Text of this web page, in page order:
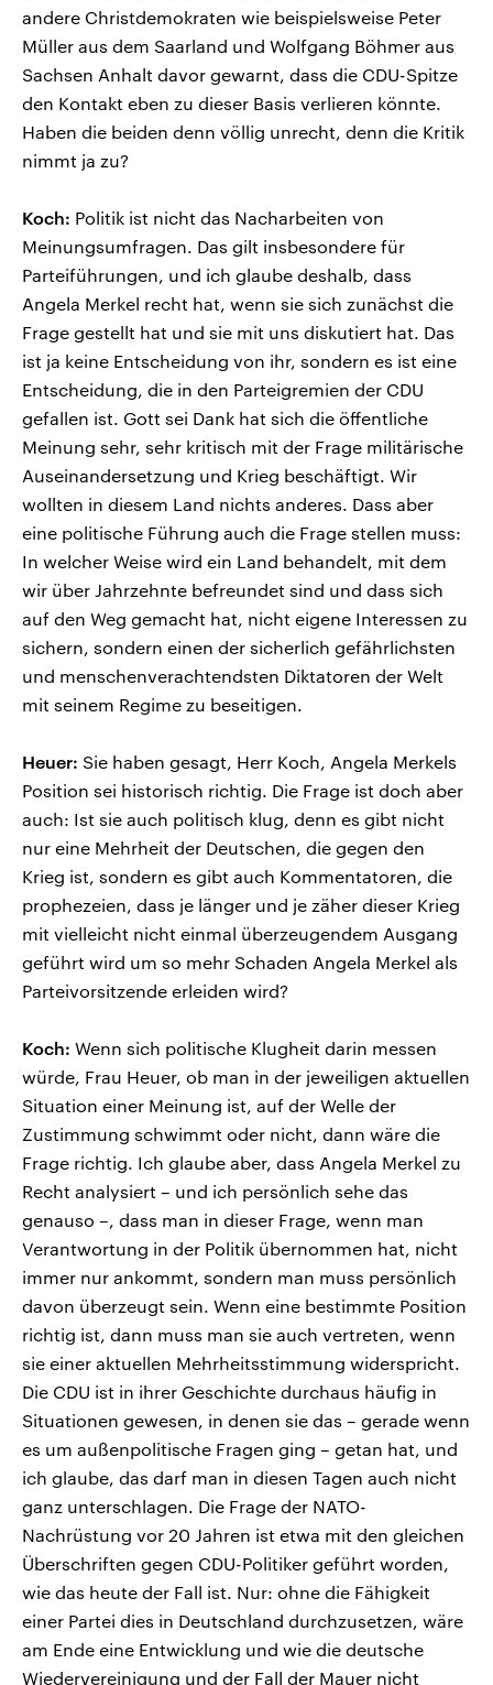
andere Christdemokraten wie beispielsweise Peter
Müller aus dem Saarland und Wolfgang Böhmer aus
Sachsen Anhalt davor gewarnt, dass die CDU-Spitze
den Kontakt eben zu dieser Basis verlieren könnte.
Haben die beiden denn völlig unrecht, denn die Kritik
nimmt ja zu?
Koch: Politik ist nicht das Nacharbeiten von
Meinungsumfragen. Das gilt insbesondere für
Parteiführungen, und ich glaube deshalb, dass
Angela Merkel recht hat, wenn sie sich zunächst die
Frage gestellt hat und sie mit uns diskutiert hat. Das
ist ja keine Entscheidung von ihr, sondern es ist eine
Entscheidung, die in den Parteigremien der CDU
gefallen ist. Gott sei Dank hat sich die öffentliche
Meinung sehr, sehr kritisch mit der Frage militärische
Auseinandersetzung und Krieg beschäftigt. Wir
wollten in diesem Land nichts anderes. Dass aber
eine politische Führung auch die Frage stellen muss:
In welcher Weise wird ein Land behandelt, mit dem
wir über Jahrzehnte befreundet sind und dass sich
auf den Weg gemacht hat, nicht eigene Interessen zu
sichern, sondern einen der sicherlich gefährlichsten
und menschenverachtendsten Diktatoren der Welt
mit seinem Regime zu beseitigen.
Heuer: Sie haben gesagt, Herr Koch, Angela Merkels
Position sei historisch richtig. Die Frage ist doch aber
auch: Ist sie auch politisch klug, denn es gibt nicht
nur eine Mehrheit der Deutschen, die gegen den
Krieg ist, sondern es gibt auch Kommentatoren, die
prophezeien, dass je länger und je zäher dieser Krieg
mit vielleicht nicht einmal überzeugendem Ausgang
geführt wird um so mehr Schaden Angela Merkel als
Parteivorsitzende erleiden wird?
Koch: Wenn sich politische Klugheit darin messen
würde, Frau Heuer, ob man in der jeweiligen aktuellen
Situation einer Meinung ist, auf der Welle der
Zustimmung schwimmt oder nicht, dann wäre die
Frage richtig. Ich glaube aber, dass Angela Merkel zu
Recht analysiert – und ich persönlich sehe das
genauso –, dass man in dieser Frage, wenn man
Verantwortung in der Politik übernommen hat, nicht
immer nur ankommt, sondern man muss persönlich
davon überzeugt sein. Wenn eine bestimmte Position
richtig ist, dann muss man sie auch vertreten, wenn
sie einer aktuellen Mehrheitsstimmung widerspricht.
Die CDU ist in ihrer Geschichte durchaus häufig in
Situationen gewesen, in denen sie das – gerade wenn
es um außenpolitische Fragen ging – getan hat, und
ich glaube, das darf man in diesen Tagen auch nicht
ganz unterschlagen. Die Frage der NATO-
Nachrüstung vor 20 Jahren ist etwa mit den gleichen
Überschriften gegen CDU-Politiker geführt worden,
wie das heute der Fall ist. Nur: ohne die Fähigkeit
einer Partei dies in Deutschland durchzusetzen, wäre
am Ende eine Entwicklung und wie die deutsche
Wiedervereinigung und der Fall der Mauer nicht